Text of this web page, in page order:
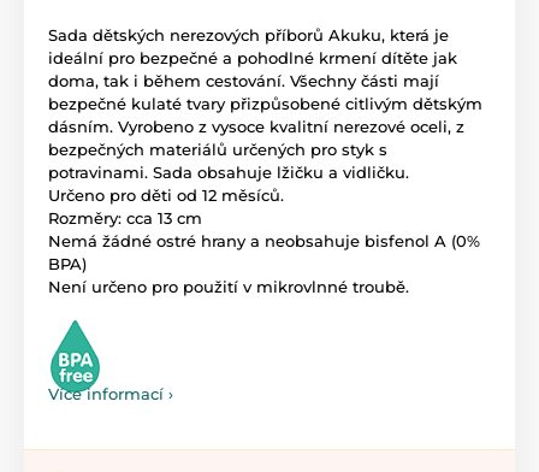
Sada dětských nerezových příborů Akuku, která je
ideální pro bezpečné a pohodlné krmení dítěte jak
doma, tak i během cestování. Všechny části mají
bezpečné kulaté tvary přizpůsobené citlivým dětským
dásním. Vyrobeno z vysoce kvalitní nerezové oceli, z
bezpečných materiálů určených pro styk s
potravinami. Sada obsahuje lžičku a vidličku.
Určeno pro děti od 12 měsíců.
Rozměry: cca 13 cm
Nemá žádné ostré hrany a neobsahuje bisfenol A (0%
BPA)
Není určeno pro použití v mikrovlnné troubě.
Více informací ›